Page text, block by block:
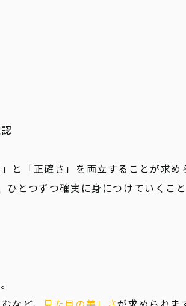
と「正確さ」を両立することが求め
とつずつ確実に身につけていくこと